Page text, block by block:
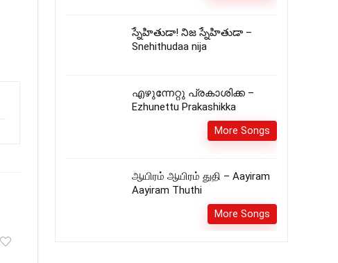
స్నేహితుడా! నిజ స్నేహితుడా –
Snehithudaa nija
എഴുന്നേറ്റു പ്രകാശിക്ക –
Ezhunettu Prakashikka
More Songs
ஆயிரம் ஆயிரம் துதி – Aayiram
Aayiram Thuthi
More Songs